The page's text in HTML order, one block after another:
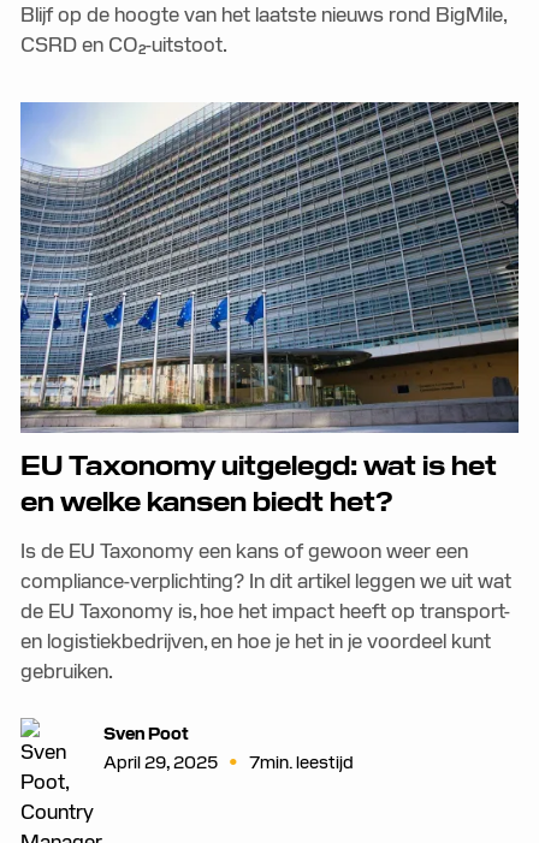
Blijf op de hoogte van het laatste nieuws rond BigMile,
CSRD en CO₂-uitstoot.
EU Taxonomy uitgelegd: wat is het
en welke kansen biedt het?
Is de EU Taxonomy een kans of gewoon weer een
compliance-verplichting? In dit artikel leggen we uit wat
de EU Taxonomy is, hoe het impact heeft op transport-
en logistiekbedrijven, en hoe je het in je voordeel kunt
gebruiken.
Sven Poot
April 29, 2025 • 7min. leestijd